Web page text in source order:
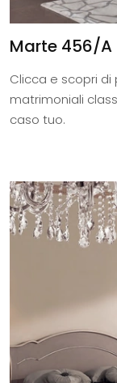
Marte 456/A
Clicca e scopri di
matrimoniali
caso tuo.